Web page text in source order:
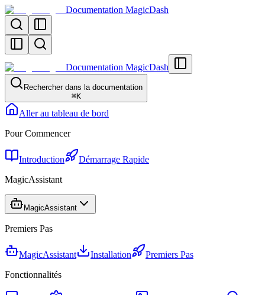
Documentation MagicDash
Documentation MagicDash
Rechercher dans la documentation
⌘K
Aller au tableau de bord
Pour Commencer
Introduction
Démarrage Rapide
MagicAssistant
MagicAssistant
Premiers Pas
MagicAssistant Installation
Premiers Pas
Fonctionnalités